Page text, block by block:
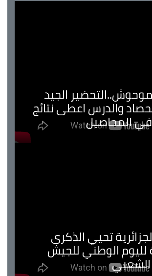
الجيد
والدرس اعطى نتائج
المحاصيل
تحيي الذكرى
الوطني للجيش